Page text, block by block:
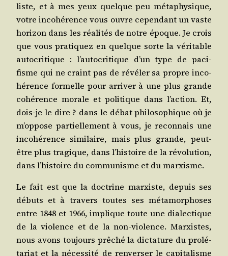
liste, et à mes yeux quelque peu méta­phy­sique,
votre inco­hé­rence vous ouvre cepen­dant un vaste
hori­zon dans les réa­li­tés de notre époque. Je crois
que vous pra­ti­quez en quelque sorte la véri­table
auto­cri­tique : l’autocritique d’un type de paci­
fisme qui ne craint pas de révé­ler sa propre inco­
hé­rence for­melle pour arri­ver à une plus grande
cohé­rence morale et poli­tique dans l’action. Et,
dois-je le dire ? dans le débat phi­lo­so­phique où je
m’oppose par­tiel­le­ment à vous, je recon­nais une
inco­hé­rence simi­laire, mais plus grande, peut-
être plus tra­gique, dans l’histoire de la révo­lu­tion,
dans l’histoire du com­mu­nisme et du marxisme.
Le fait est que la doc­trine mar­xiste, depuis ses
débuts et à tra­vers toutes ses méta­mor­phoses
entre 1848 et 1966, implique toute une dia­lec­tique
de la vio­lence et de la non-vio­lence. Mar­xistes,
nous avons tou­jours prê­ché la dic­ta­ture du pro­lé­
ta­riat et la néces­si­té de ren­ver­ser le capi­ta­lisme